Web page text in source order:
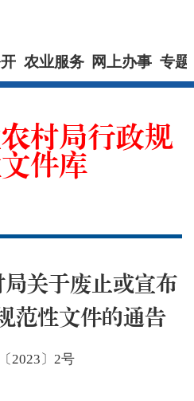
农业服务 网上办事 专题
村局行政规
件库
关于废止或宣布
范性文件的通告
2023〕2号